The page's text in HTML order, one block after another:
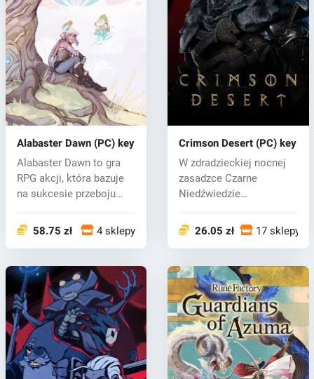
Alabaster Dawn (PC) key
Alabaster Dawn to gra
RPG akcji, która bazuje
na sukcesie przeboju
58.75 zł 4 sklepy
Crimson Desert (PC) key
W zdradzieckiej nocnej
zasadzce Czarne
Niedźwiedzie
26.05 zł 17 sklepy